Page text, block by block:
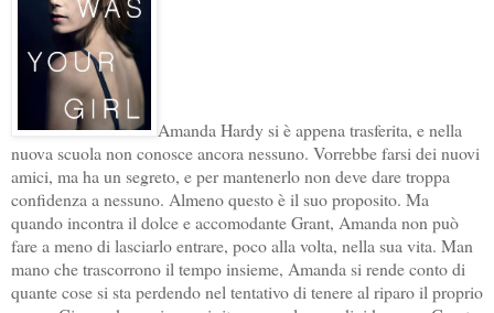
Amanda Hardy si è appena trasferita, e nella
nuova scuola non conosce ancora nessuno. Vorrebbe farsi dei nuovi
amici, ma ha un segreto, e per mantenerlo non deve dare troppa
confidenza a nessuno. Almeno questo è il suo proposito. Ma
quando incontra il dolce e accomodante Grant, Amanda non può
fare a meno di lasciarlo entrare, poco alla volta, nella sua vita. Man
mano che trascorrono il tempo insieme, Amanda si rende conto di
quante cose si sta perdendo nel tentativo di tenere al riparo il proprio